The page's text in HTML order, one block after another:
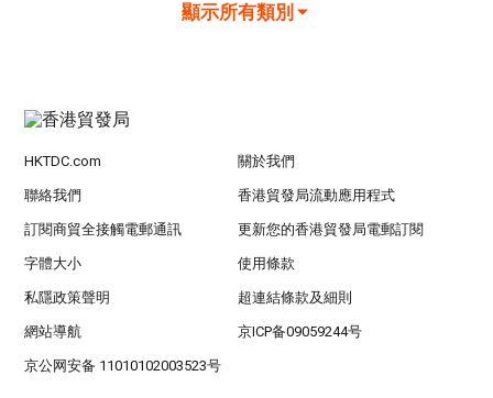
顯示所有類別
HKTDC.com 關於我們
聯絡我們 香港貿發局流動應用程式
訂閱商貿全接觸電郵通訊 更新您的香港貿發局電郵訂閱
字體大小 使用條款
私隱政策聲明 超連結條款及細則
網站導航 京ICP备09059244号
京公网安备 11010102003523号